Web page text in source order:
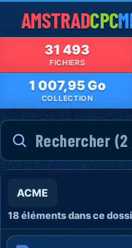
AMSTRADCPC
31 493
FICHIERS
1 007,95 Go
COLLECTION
ACME
18 éléments dans ce